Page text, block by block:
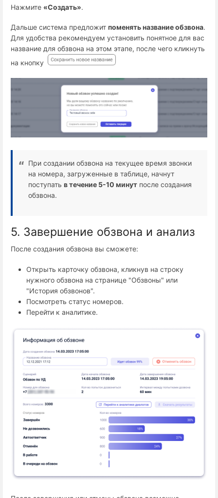
Нажмите «Создать».
Дальше система предложит поменять название обзвона.
Для удобства рекомендуем установить понятное для вас
название для обзвона на этом этапе, после чего кликнуть
на кнопку
При создании обзвона на текущее время звонки
на номера, загруженные в таблице, начнут
поступать в течение 5-10 минут после создания
обзвона.
5. Завершение обзвона и анализ
После создания обзвона вы сможете:
Открыть карточку обзвона, кликнув на строку
нужного обзвона на странице "Обзвоны" или
"История обзвонов".
Посмотреть статус номеров.
Перейти к аналитике.